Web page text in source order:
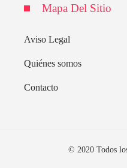
Mapa Del Sitio
Aviso Legal
Quiénes somos
Contacto
© 2020 Todos